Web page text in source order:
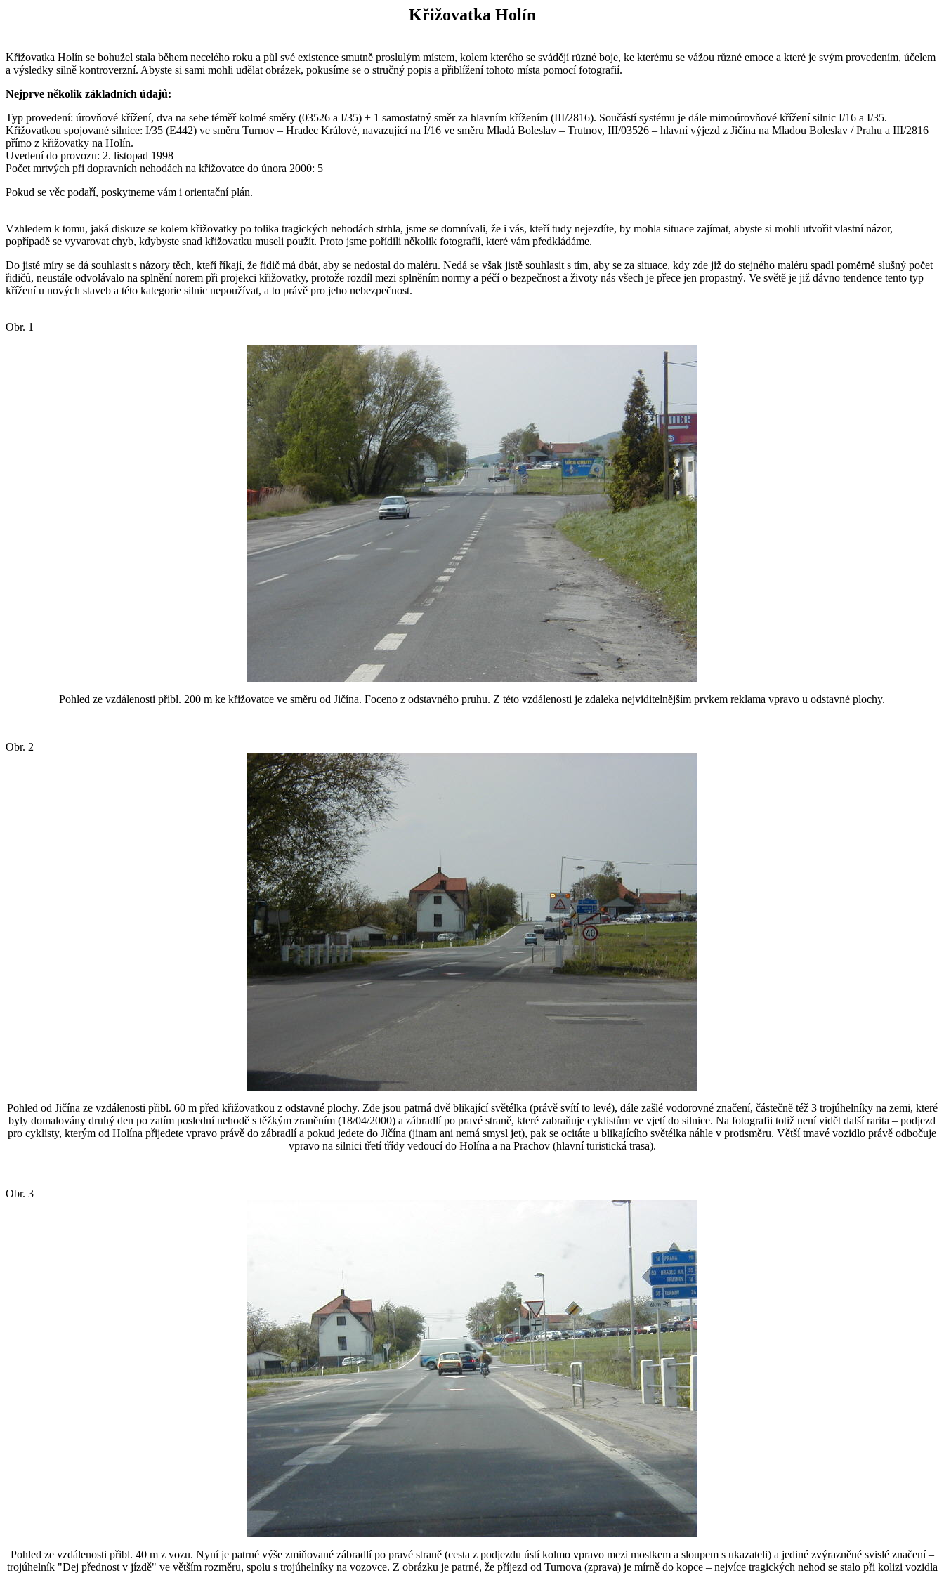
Křižovatka Holín
Křižovatka Holín se bohužel stala během necelého roku a půl své existence smutně proslulým místem, kolem kterého se svádějí různé boje, ke kterému se vážou různé emoce a které je svým provedením, účelem
a výsledky silně kontroverzní. Abyste si sami mohli udělat obrázek, pokusíme se o stručný popis a přiblížení tohoto místa pomocí fotografií.
Nejprve několik základních údajů:
Typ provedení: úrovňové křížení, dva na sebe téměř kolmé směry (03526 a I/35) + 1 samostatný směr za hlavním křížením (III/2816). Součástí systému je dále mimoúrovňové křížení silnic I/16 a I/35.
Křižovatkou spojované silnice: I/35 (E442) ve směru Turnov – Hradec Králové, navazující na I/16 ve směru Mladá Boleslav – Trutnov, III/03526 – hlavní výjezd z Jičína na Mladou Boleslav / Prahu a III/2816
přímo z křižovatky na Holín.
Uvedení do provozu: 2. listopad 1998
Počet mrtvých při dopravních nehodách na křižovatce do února 2000: 5
Pokud se věc podaří, poskytneme vám i orientační plán.
Vzhledem k tomu, jaká diskuze se kolem křižovatky po tolika tragických nehodách strhla, jsme se domnívali, že i vás, kteří tudy nejezdíte, by mohla situace zajímat, abyste si mohli utvořit vlastní názor,
popřípadě se vyvarovat chyb, kdybyste snad křižovatku museli použít. Proto jsme pořídili několik fotografií, které vám předkládáme.
Do jisté míry se dá souhlasit s názory těch, kteří říkají, že řidič má dbát, aby se nedostal do maléru. Nedá se však jistě souhlasit s tím, aby se za situace, kdy zde již do stejného maléru spadl poměrně slušný počet
řidičů, neustále odvolávalo na splnění norem při projekci křižovatky, protože rozdíl mezi splněním normy a péčí o bezpečnost a životy nás všech je přece jen propastný. Ve světě je již dávno tendence tento typ
křížení u nových staveb a této kategorie silnic nepoužívat, a to právě pro jeho nebezpečnost.
Obr. 1
Pohled ze vzdálenosti přibl. 200 m ke křižovatce ve směru od Jičína. Foceno z odstavného pruhu. Z této vzdálenosti je zdaleka nejviditelnějším prvkem reklama vpravo u odstavné plochy.
Obr. 2
Pohled od Jičína ze vzdálenosti přibl. 60 m před křižovatkou z odstavné plochy. Zde jsou patrná dvě blikající světélka (právě svítí to levé), dále zašlé vodorovné značení, částečně též 3 trojúhelníky na zemi, které
byly domalovány druhý den po zatím poslední nehodě s těžkým zraněním (18/04/2000) a zábradlí po pravé straně, které zabraňuje cyklistům ve vjetí do silnice. Na fotografii totiž není vidět další rarita – podjezd
pro cyklisty, kterým od Holína přijedete vpravo právě do zábradlí a pokud jedete do Jičína (jinam ani nemá smysl jet), pak se ocitáte u blikajícího světélka náhle v protisměru. Větší tmavé vozidlo právě odbočuje
vpravo na silnici třetí třídy vedoucí do Holína a na Prachov (hlavní turistická trasa).
Obr. 3
Pohled ze vzdálenosti přibl. 40 m z vozu. Nyní je patrné výše zmiňované zábradlí po pravé straně (cesta z podjezdu ústí kolmo vpravo mezi mostkem a sloupem s ukazateli) a jediné zvýrazněné svislé značení –
trojúhelník "Dej přednost v jízdě" ve větším rozměru, spolu s trojúhelníky na vozovce. Z obrázku je patrné, že příjezd od Turnova (zprava) je mírně do kopce – nejvíce tragických nehod se stalo při kolizi vozidla